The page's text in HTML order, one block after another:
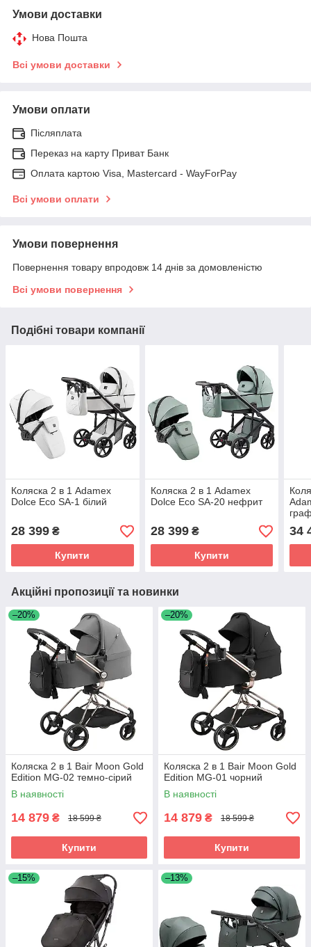
Умови доставки
Нова Пошта
Всі умови доставки
Умови оплати
Післяплата
Переказ на карту Приват Банк
Оплата картою Visa, Mastercard - WayForPay
Всі умови оплати
Умови повернення
Повернення товару впродовж 14 днів за домовленістю
Всі умови повернення
Подібні товари компанії
Коляска 2 в 1 Adamex
Dolce Eco SA-1 білий
28 399 ₴
Купити
Коляска 2 в 1 Adamex
Dolce Eco SA-20 нефрит
28 399₴
Купити
34
Акційні пропозиції та новинки
–20%
Коляска 2 в 1 Bair Moon Gold
Edition MG-02 темно-сірий
В наявності
14 879 ₴ 18 599 ₴
Купити
–20%
Коляска 2 в 1 Bair Moon Gold
Edition MG-01 чорний
В наявності
14 879 ₴ 18 599 ₴
Купити
–15% –13%